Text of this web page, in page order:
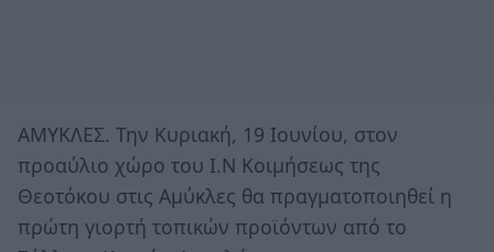
ΑΜΥΚΛΕΣ. Την Κυριακή, 19 Ιουνίου, στον
προαύλιο χώρο του Ι.Ν Κοιμήσεως της
Θεοτόκου στις Αμύκλες θα πραγματοποιηθεί η
πρώτη γιορτή τοπικών προϊόντων από το